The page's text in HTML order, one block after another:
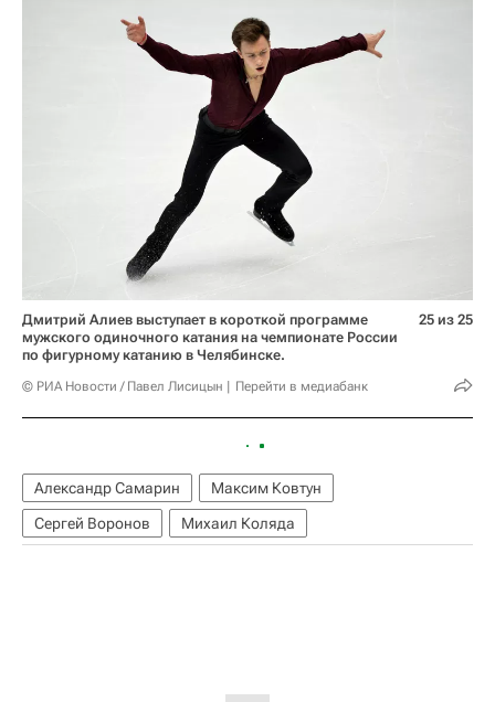
Дмитрий Алиев выступает в короткой программе
мужского одиночного катания на чемпионате России
по фигурному катанию в Челябинске.
© РИА Новости / Павел Лисицын Перейти в медиабанк
25 из 25
Александр Самарин
Максим Ковтун
Сергей Воронов
Михаил Коляда